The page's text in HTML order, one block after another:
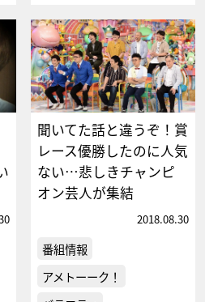
聞いてた話と違うぞ！賞
レース優勝したのに人気
ない…悲しきチャンピ
オン芸人が集結
2018.08.30
番組情報
アメトーーク！